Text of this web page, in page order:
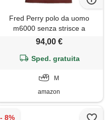
Fred Perry polo da uomo
m6000 senza strisce a
contrasto, castagna, m
94,00 €
Sped. gratuita
M
amazon